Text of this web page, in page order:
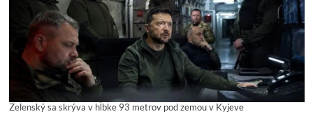
Zelenský sa skrýva v hĺbke 93 metrov pod zemou v Kyjeve